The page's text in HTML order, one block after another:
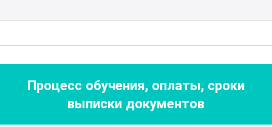
с большими объемами данных и
внедрять инновационные решения в
свою деятельность.
По завершении курса участники смогут
Процесс обучения, оплаты, сроки
выписки документов